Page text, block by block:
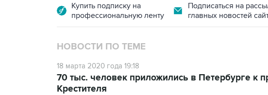
Купить подписку на
профессиональную ленту
Подписаться на
главных новостей
НОВОСТИ ПО ТЕМЕ
18 марта 2020 года 19:18
70 тыс. человек приложились в Петербурге
Крестителя